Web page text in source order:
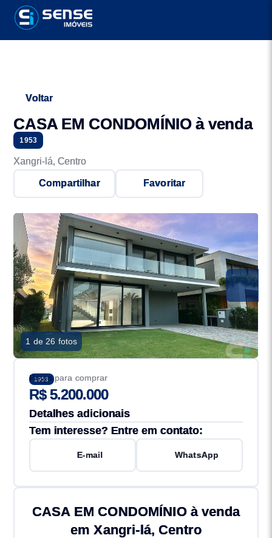
Voltar
CASA EM CONDOMÍNIO à venda
1953
Xangri-lá, Centro
Compartilhar Favoritar
1 de 26 fotos
1953
Preço para comprar
R$ 5.200.000
Detalhes adicionais
Tem interesse? Entre em contato:
E-mail WhatsApp
CASA EM CONDOMÍNIO à venda
em Xangri-lá, Centro